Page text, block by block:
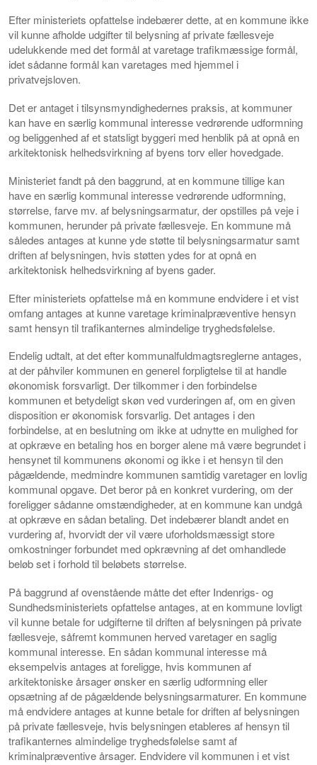
Efter ministeriets opfattelse indebærer dette, at en kommune ikke
vil kunne afholde udgifter til belysning af private fællesveje
udelukkende med det formål at varetage trafikmæssige formål,
idet sådanne formål kan varetages med hjemmel i
privatvejsloven.
Det er antaget i tilsynsmyndighedernes praksis, at kommuner
kan have en særlig kommunal interesse vedrørende udformning
og beliggenhed af et statsligt byggeri med henblik på at opnå en
arkitektonisk helhedsvirkning af byens torv eller hovedgade.
Ministeriet fandt på den baggrund, at en kommune tillige kan
have en særlig kommunal interesse vedrørende udformning,
størrelse, farve mv. af belysningsarmatur, der opstilles på veje i
kommunen, herunder på private fællesveje. En kommune må
således antages at kunne yde støtte til belysningsarmatur samt
driften af belysningen, hvis støtten ydes for at opnå en
arkitektonisk helhedsvirkning af byens gader.
Efter ministeriets opfattelse må en kommune endvidere i et vist
omfang antages at kunne varetage kriminalpræventive hensyn
samt hensyn til trafikanternes almindelige tryghedsfølelse.
Endelig udtalt, at det efter kommunalfuldmagtsreglerne antages,
at der påhviler kommunen en generel forpligtelse til at handle
økonomisk forsvarligt. Der tilkommer i den forbindelse
kommunen et betydeligt skøn ved vurderingen af, om en given
disposition er økonomisk forsvarlig. Det antages i den
forbindelse, at en beslutning om ikke at udnytte en mulighed for
at opkræve en betaling hos en borger alene må være begrundet i
hensynet til kommunens økonomi og ikke i et hensyn til den
pågældende, medmindre kommunen samtidig varetager en lovlig
kommunal opgave. Det beror på en konkret vurdering, om der
foreligger sådanne omstændigheder, at en kommune kan undgå
at opkræve en sådan betaling. Det indebærer blandt andet en
vurdering af, hvorvidt der vil være uforholdsmæssigt store
omkostninger forbundet med opkrævning af det omhandlede
beløb set i forhold til beløbets størrelse.
På baggrund af ovenstående måtte det efter Indenrigs- og
Sundhedsministeriets opfattelse antages, at en kommune lovligt
vil kunne betale for udgifterne til driften af belysningen på private
fællesveje, såfremt kommunen herved varetager en saglig
kommunal interesse. En sådan kommunal interesse må
eksempelvis antages at foreligge, hvis kommunen af
arkitektoniske årsager ønsker en særlig udformning eller
opsætning af de pågældende belysningsarmaturer. En kommune
må endvidere antages at kunne betale for driften af belysningen
på private fællesveje, hvis belysningen etableres af hensyn til
trafikanternes almindelige tryghedsfølelse samt af
kriminalpræventive årsager. Endvidere vil kommunen i et vist